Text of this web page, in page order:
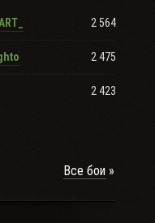
2 564
2 475
2 423
Все бои